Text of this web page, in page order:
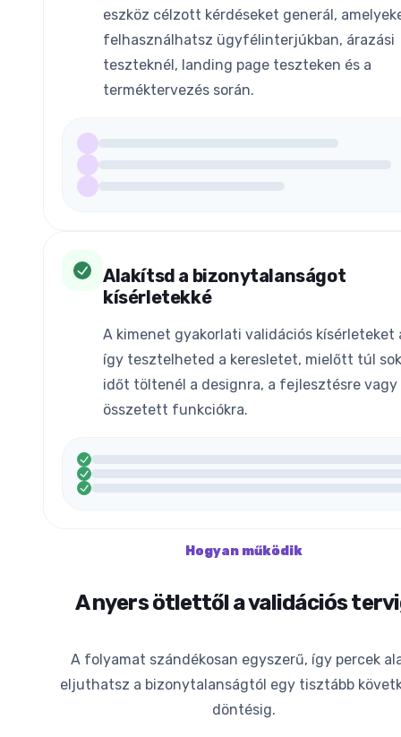
eszköz célzott kérdéseket generál,
felhasználhatsz ügyfélinterjúkban, árazási
teszteknél, landing page teszteken és a
terméktervezés során.
Alakítsd a bizonytalanságot
kísérletekké
A kimenet gyakorlati validációs kísérleteket
így tesztelheted a keresletet, mielőtt túl sok
időt töltenél a designra, a fejlesztésre vagy
összetett funkciókra.
Hogyan működik
A nyers ötlettől a validációs
A folyamat szándékosan egyszerű, így percek
eljuthatsz a bizonytalanságtól egy tisztább
döntésig.